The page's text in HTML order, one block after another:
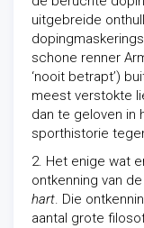
uitgebreide
schone renner
‘nooit betrapt’)
meest verstokte
dan te geloven in
sporthistorie
2. Het enige wat
ontkenning van
hart. Die
aantal grote